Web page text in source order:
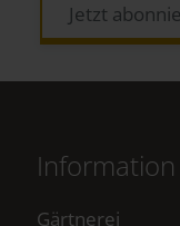
Jetzt
Information
Gärtnerei